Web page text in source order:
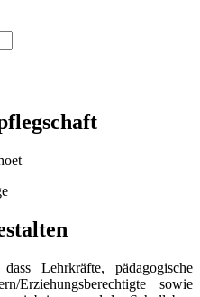
Lehrkräfte, pädagogische
Erziehungsberechtigte sowie